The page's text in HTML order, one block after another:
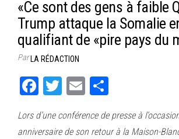
«Ce sont des gens à faible
Trump attaque la Somalie
qualifiant de «pire pays du
ParLA RÉDACTION
Fa
bo
T
tt
E
ail ag
Lors d’une conférence de presse à
anniversaire de son retour à la Maison-